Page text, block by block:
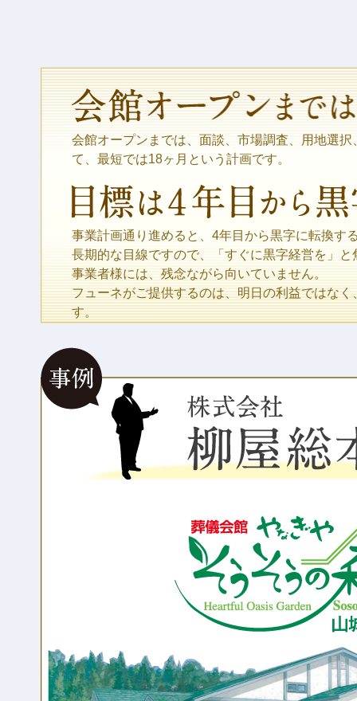
会館オープンまでは、面談、市場調査、用地選
て、最短では18ヶ月という計画です。
事業計画通り進めると、4年目から黒字に転換す
長期的な目線ですので、「すぐに黒字経営を」
事業者様には、残念ながら向いていません。
フューネがご提供するのは、明日の利益ではな
す。